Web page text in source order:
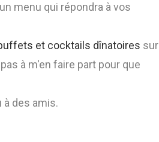
menu qui répondra à vos
et cocktails dînatoires sur
à m'en faire part pour que
des amis.